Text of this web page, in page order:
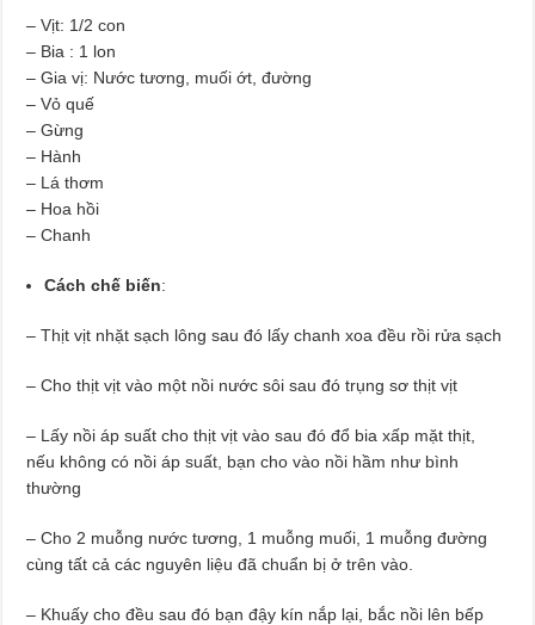
– Vịt: 1/2 con
– Bia : 1 lon
– Gia vị: Nước tương, muối ớt, đường
– Vỏ quế
– Gừng
– Hành
– Lá thơm
– Hoa hồi
– Chanh
Cách chế biến:
– Thịt vịt nhặt sạch lông sau đó lấy chanh xoa đều rồi rửa sạch
– Cho thịt vịt vào một nồi nước sôi sau đó trụng sơ thịt vịt
– Lấy nồi áp suất cho thịt vịt vào sau đó đổ bia xấp mặt thịt,
nếu không có nồi áp suất, bạn cho vào nồi hầm như bình
thường
– Cho 2 muỗng nước tương, 1 muỗng muối, 1 muỗng đường
cùng tất cả các nguyên liệu đã chuẩn bị ở trên vào.
– Khuấy cho đều sau đó bạn đậy kín nắp lại, bắc nồi lên bếp